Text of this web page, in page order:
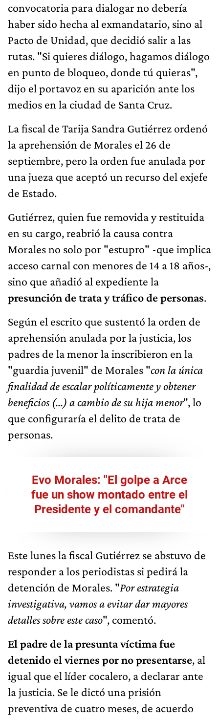
convocatoria para dialogar no debería
haber sido hecha al exmandatario, sino al
Pacto de Unidad, que decidió salir a las
rutas. "Si quieres diálogo, hagamos diálogo
en punto de bloqueo, donde tú quieras",
dijo el portavoz en su aparición ante los
medios en la ciudad de Santa Cruz.
La fiscal de Tarija Sandra Gutiérrez ordenó
la aprehensión de Morales el 26 de
septiembre, pero la orden fue anulada por
una jueza que aceptó un recurso del exjefe
de Estado.
Gutiérrez, quien fue removida y restituida
en su cargo, reabrió la causa contra
Morales no solo por "estupro" -que implica
acceso carnal con menores de 14 a 18 años-,
sino que añadió al expediente la
presunción de trata y tráfico de personas.
Según el escrito que sustentó la orden de
aprehensión anulada por la justicia, los
padres de la menor la inscribieron en la
"guardia juvenil" de Morales "con la única
finalidad de escalar políticamente y obtener
beneficios (...) a cambio de su hija menor", lo
que configuraría el delito de trata de
personas.
Evo Morales: "El golpe a Arce
fue un show montado entre el
Presidente y el comandante"
Este lunes la fiscal Gutiérrez se abstuvo de
responder a los periodistas si pedirá la
detención de Morales. "Por estrategia
investigativa, vamos a evitar dar mayores
detalles sobre este caso", comentó.
El padre de la presunta víctima fue
detenido el viernes por no presentarse, al
igual que el líder cocalero, a declarar ante
la justicia. Se le dictó una prisión
preventiva de cuatro meses, de acuerdo